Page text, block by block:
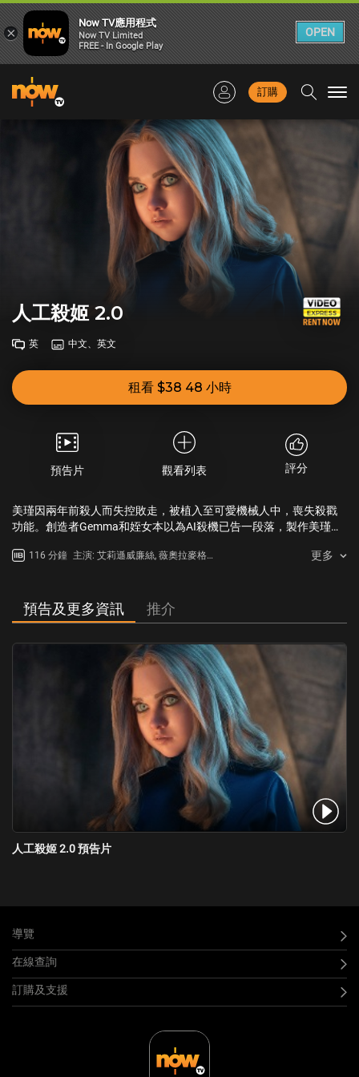
訂購
人工殺姬 2.0
英 中文、英文
租看 $38 48 小時
預告片 觀看列表 評分
美瑾因兩年前殺人而失控敗走，被植入至可愛機械人中，喪失殺戳
功能。創造者Gemma和姪女本以為AI殺機已告一段落，製作美瑾的
誕生，成為最強卧底殺手。艾美莉亞的自我意識爆棚，拒絕聽從人
116 分鐘 主演: 艾莉遜威廉絲, 薇奧拉麥格勞,
更多
預告及更多資訊 推介
人工殺姬 2.0 預告片
導覽
在線查詢
訂購及支援
×
Now TV應用程式
Now TV Limited
FREE - In Google Play
OPEN